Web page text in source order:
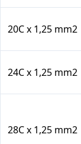
20C x 1,25 mm2
24C x 1,25 mm2
28C x 1,25 mm2